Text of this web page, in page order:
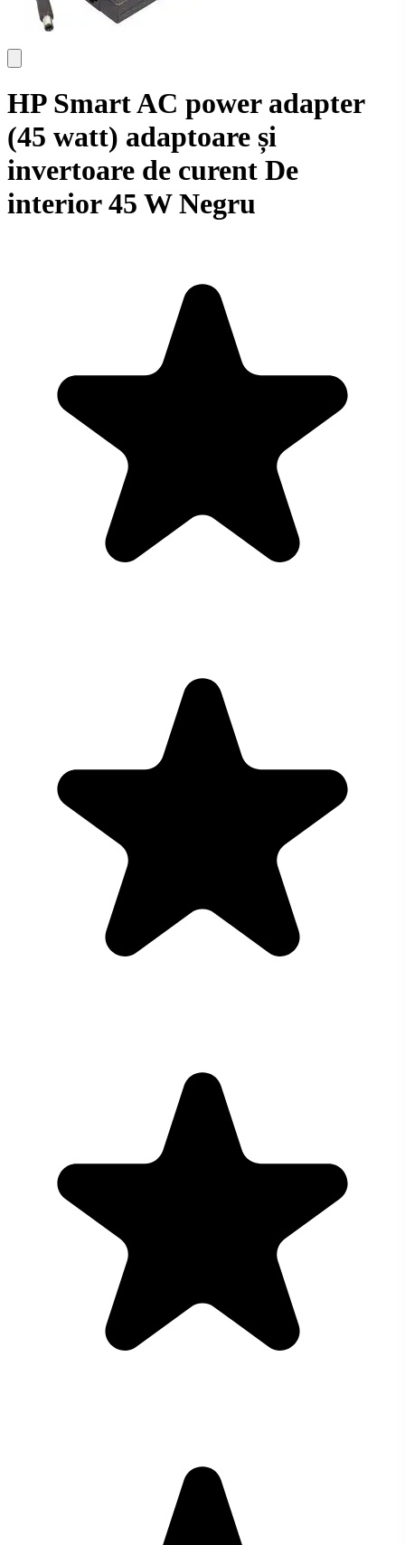
HP Smart AC power adapter
(45 watt) adaptoare și
invertoare de curent De
interior 45 W Negru